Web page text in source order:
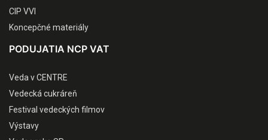
CIP VVI
Koncepčné materiály
PODUJATIA NCP VAT
Veda v CENTRE
Vedecká cukráreň
Festival vedeckých filmov
Výstavy